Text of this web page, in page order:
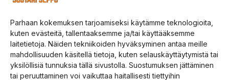
Parhaan kokemuksen tarjoamiseksi käytämme teknologioita,
kuten evästeitä, tallentaaksemme ja/tai käyttääksemme
laitetietoja. Näiden tekniikoiden hyväksyminen antaa meille
mahdollisuuden käsitellä tietoja, kuten selauskäyttäytymistä tai
yksilöllisiä tunnuksia tällä sivustolla. Suostumuksen jättäminen
tai peruuttaminen voi vaikuttaa haitallisesti tiettyihin
35,00 €
Valitse vaihtoehdoista